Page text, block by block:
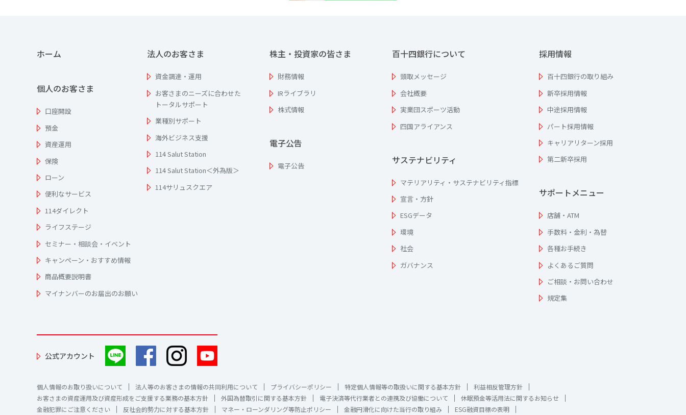
ホーム
個人のお客さま
口座開設
預金
資産運用
保険
ローン
便利なサービス
114ダイレクト
ライフステージ
セミナー・相談会・イベント
キャンペーン・おすすめ情報
商品概要説明書
マイナンバーのお届出のお願い
法人のお客さま
資金調達・運用
お客さまのニーズに合わせた
トータルサポート
業種別サポート
海外ビジネス支援
114 Salut Station
114 Salut Station＜外為版＞
114サリュスクエア
株主・投資家の皆さま
財務情報
IRライブラリ
株式情報
電子公告
電子公告
百十四銀行について
頭取メッセージ
会社概要
実業団スポーツ活動
四国アライアンス
サステナビリティ
マテリアリティ・サステナビリティ指標
宣言・方針
ESGデータ
環境
社会
ガバナンス
採用情報
百十四銀行の取り組み
新卒採用情報
中途採用情報
パート採用情報
キャリアリターン採用
第二新卒採用
サポートメニュー
店舗・ATM
手数料・金利・為替
各種お手続き
よくあるご質問
ご相談・お問い合わせ
規定集
公式アカウント
個人情報のお取り扱いについて 法人等のお客さまの情報の共同利用について プライバシーポリシー 特定個人情報等の取扱いに関する基本方針
利益相反管理方針
お客さまの資産運用及び資産形成をご支援する業務の基本方針
外国為替取引に関する基本方針 電子決済等代行業者との連携及び協働について
休眠預金等活用法に関するお知らせ
金融犯罪にご注意ください
反社会的勢力に対する基本方針 マネー・ローンダリング等防止ポリシー 金融円滑化に向けた当行の取り組み ESG融資目標の表明